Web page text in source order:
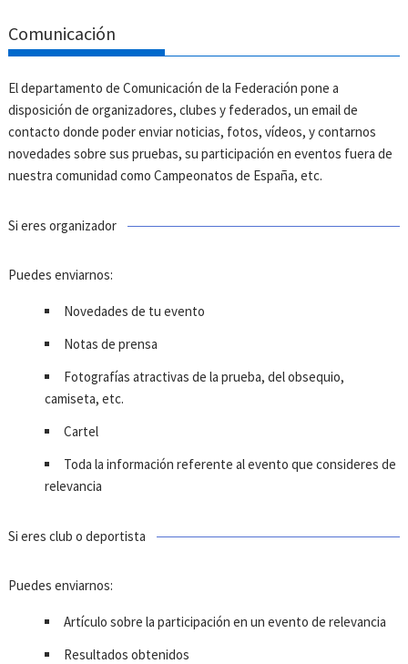
Comunicación
El departamento de Comunicación de la Federación pone a
disposición de organizadores, clubes y federados, un email de
contacto donde poder enviar noticias, fotos, vídeos, y contarnos
novedades sobre sus pruebas, su participación en eventos fuera de
nuestra comunidad como Campeonatos de España, etc.
Si eres organizador
Puedes enviarnos:
Novedades de tu evento
Notas de prensa
Fotografías atractivas de la prueba, del obsequio,
camiseta, etc.
Cartel
Toda la información referente al evento que consideres de
relevancia
Si eres club o deportista
Puedes enviarnos:
Artículo sobre la participación en un evento de relevancia
Resultados obtenidos